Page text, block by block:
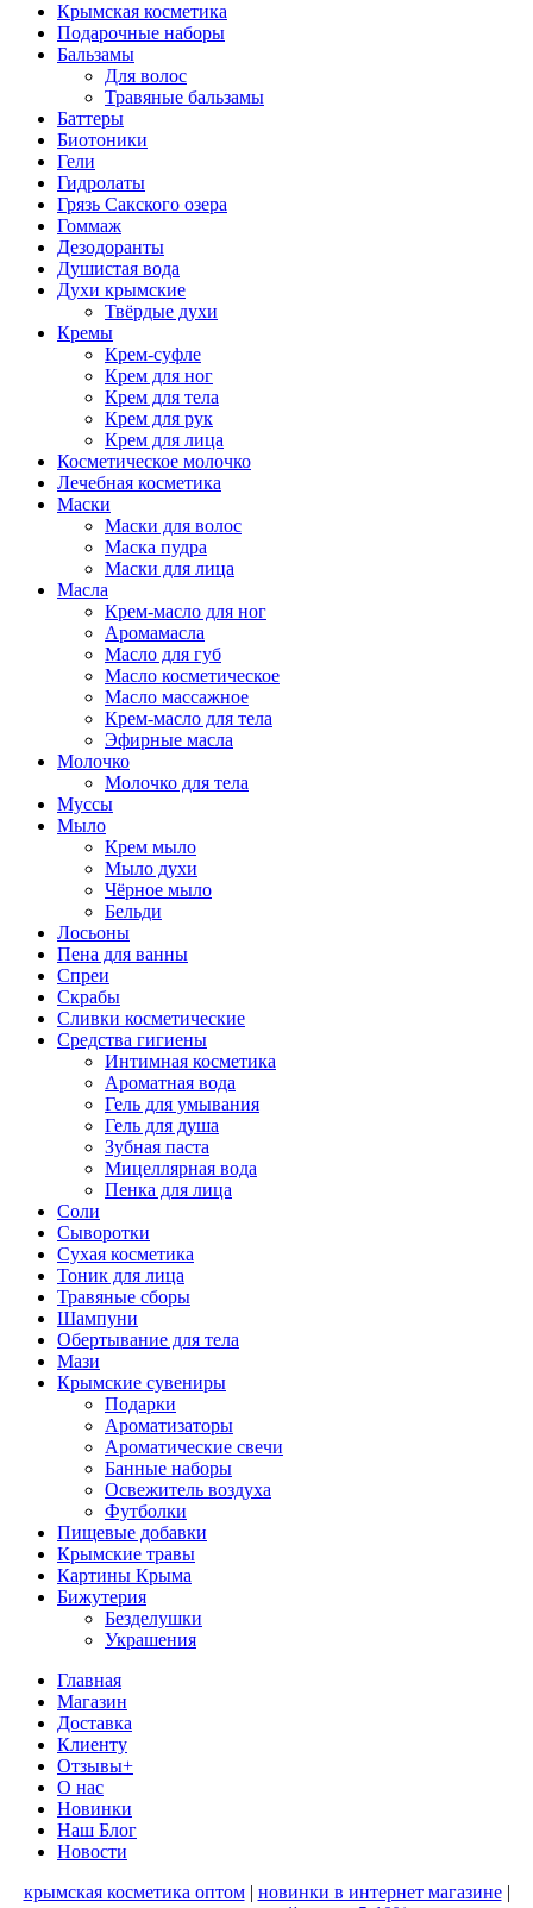
Крымская косметика
Подарочные наборы
Бальзамы
Для волос
Травяные бальзамы
Баттеры
Биотоники
Гели
Гидролаты
Грязь Сакского озера
Гоммаж
Дезодоранты
Душистая вода
Духи крымские
Твёрдые духи
Кремы
Крем-суфле
Крем для ног
Крем для тела
Крем для рук
Крем для лица
Косметическое молочко
Лечебная косметика
Маски
Маски для волос
Маска пудра
Маски для лица
Масла
Крем-масло для ног
Аромамасла
Масло для губ
Масло косметическое
Масло массажное
Крем-масло для тела
Эфирные масла
Молочко
Молочко для тела
Муссы
Мыло
Крем мыло
Мыло духи
Чёрное мыло
Бельди
Лосьоны
Пена для ванны
Спреи
Скрабы
Сливки косметические
Средства гигиены
Интимная косметика
Ароматная вода
Гель для умывания
Гель для душа
Зубная паста
Мицеллярная вода
Пенка для лица
Соли
Сыворотки
Сухая косметика
Тоник для лица
Травяные сборы
Шампуни
Обертывание для тела
Мази
Крымские сувениры
Подарки
Ароматизаторы
Ароматические свечи
Банные наборы
Освежитель воздуха
Футболки
Пищевые добавки
Крымские травы
Картины Крыма
Бижутерия
Безделушки
Украшения
Главная
Магазин
Доставка
Клиенту
Отзывы+
О нас
Новинки
Наш Блог
Новости
крымская косметика оптом| новинки в интернет магазине|